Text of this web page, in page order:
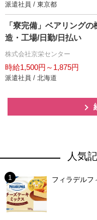
派遣社員 / 東京都
「寮完備」ベアリング
造・工場/日勤/日払い
株式会社京栄センター
時給1,500円～1,875円
派遣社員 / 北海道
人気
フィラデルフ